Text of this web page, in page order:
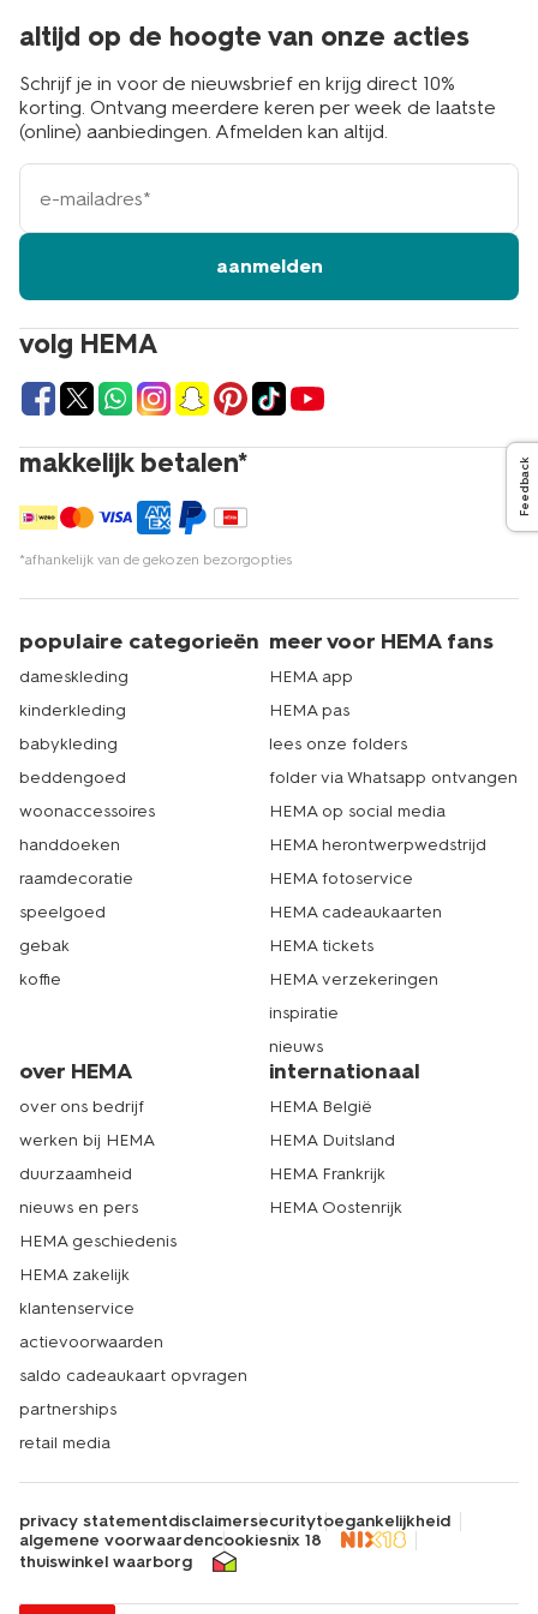
volg HEMA
makkelijk betalen*
*afhankelijk van de gekozen bezorgopties
altijd op de hoogte van onze acties
Schrijf je in voor de nieuwsbrief en krijg direct 10%
korting. Ontvang meerdere keren per week de laatste
(online) aanbiedingen. Afmelden kan altijd.
e-
mailadres
aanmelden
populaire categorieën
dameskleding
kinderkleding
babykleding
beddengoed
woonaccessoires
handdoeken
raamdecoratie
speelgoed
gebak
koffie
meer voor HEMA fans
HEMA app
HEMA pas
lees onze folders
folder via Whatsapp ontvangen
HEMA op social media
HEMA herontwerpwedstrijd
HEMA fotoservice
HEMA cadeaukaarten
HEMA tickets
HEMA verzekeringen
inspiratie
nieuws
over HEMA
over ons bedrijf
werken bij HEMA
duurzaamheid
nieuws en pers
HEMA geschiedenis
HEMA zakelijk
klantenservice
actievoorwaarden
saldo cadeaukaart opvragen
partnerships
retail media
internationaal
HEMA België
HEMA Duitsland
HEMA Frankrijk
HEMA Oostenrijk
privacy statementdisclaimersecuritytoegankelijkheid
algemene voorwaardencookiesnix 18
thuiswinkel waarborg
Feedback